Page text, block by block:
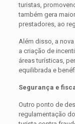
turistas,
também gera
prestadores, ao
Além disso, a
a criação de
áreas turísticas,
equilibrada e
Segurança e
Outro ponto de
regulamentação